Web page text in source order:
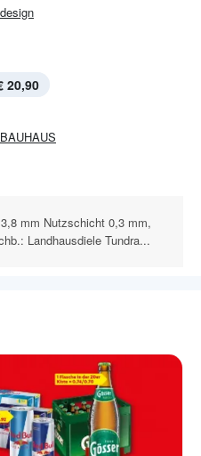
20,90
BAUHAUS
mm Nutzschicht 0,3 mm,
Landhausdiele Tundra...